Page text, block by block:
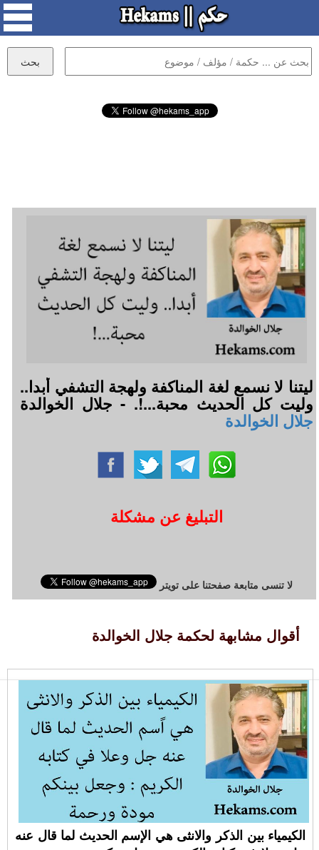
ليتنا لا نسمع لغة المناكفة ولهجة التشفي أبدا..
وليت كل الحديث محبة...!. - جلال الخوالدة
جلال الخوالدة
التبليغ عن مشكلة
لا تنسى متابعة صفحتنا على تويتر
أقوال مشابهة لحكمة جلال الخوالدة
الكيمياء بين الذكر والانثى هي اﻹسم الحديث لما قال عنه